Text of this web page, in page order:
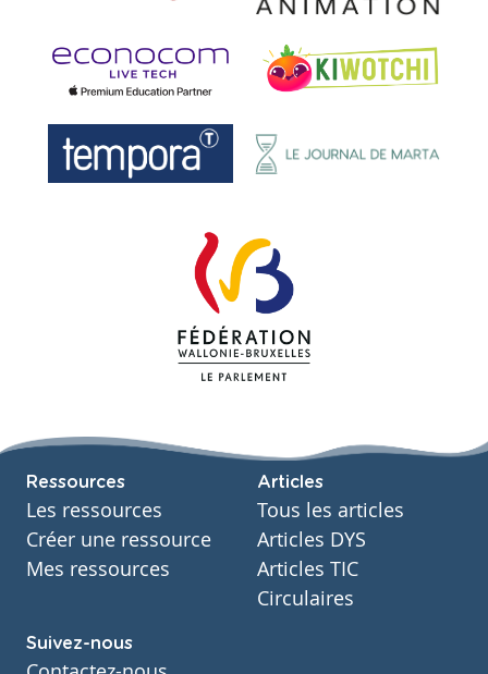
Ressources
Les ressources
Créer une ressource
Mes ressources
Articles
Tous les articles
Articles DYS
Articles TIC
Circulaires
Suivez-nous